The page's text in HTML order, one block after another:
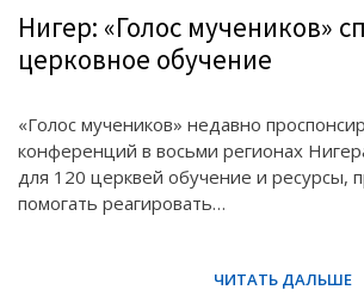
Нигер: «Голос мучеников»
церковное обучение
«Голос мучеников» недавно
конференций в восьми регионах
для 120 церквей обучение и ресурсы,
помогать реагировать…